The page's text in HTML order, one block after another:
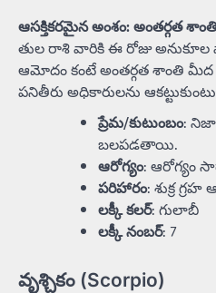
ఆసక్తికరమైన అంశం: అంతర్గత
తుల రాశి వారికి ఈ రోజు
ఆమోదం కంటే అంతర్గత శాంతి మీద
పనితీరు అధికారులను
ప్రేమ/కుటుంబం:
బలపడతాయి.
ఆరోగ్యం: ఆరోగ్యం
పరిహారం: శుక్ర
లక్కీ కలర్: గులాబీ
లక్కీ నంబర్: 7
వృశ్చికం (Scorpio)